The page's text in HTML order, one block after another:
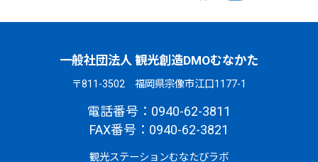
一般社団法人 観光創造DMOむなかた
〒811-3502 福岡県宗像市江口1177-1
電話番号：0940-62-3811
FAX番号：0940-62-3821
観光ステーションむなたびラボ